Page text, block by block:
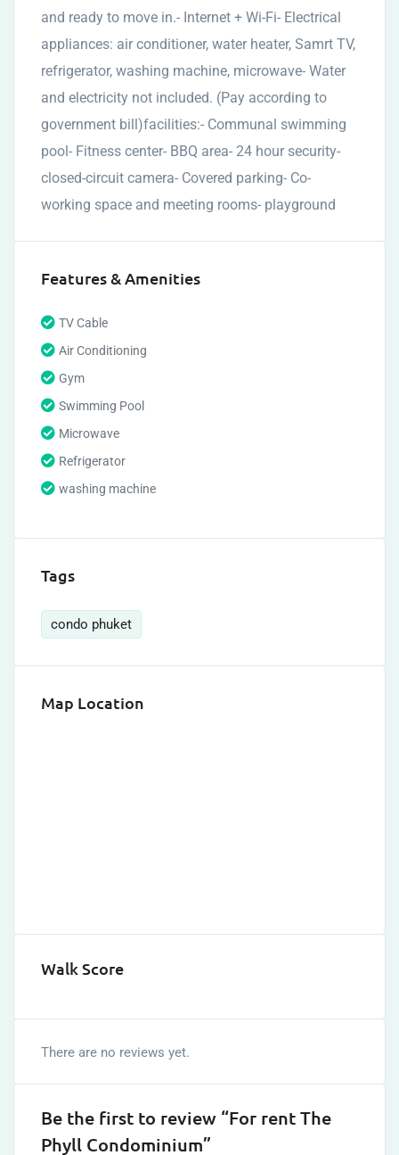
and ready to move in.- Internet + Wi-Fi- Electrical
appliances: air conditioner, water heater, Samrt TV,
refrigerator, washing machine, microwave- Water
and electricity not included. (Pay according to
government bill)facilities:- Communal swimming
pool- Fitness center- BBQ area- 24 hour security-
closed-circuit camera- Covered parking- Co-
working space and meeting rooms- playground
Features & Amenities
TV Cable
Air Conditioning
Gym
Swimming Pool
Microwave
Refrigerator
washing machine
Tags
condo phuket
Map Location
Walk Score
There are no reviews yet.
Be the first to review “For rent The
Phyll Condominium”